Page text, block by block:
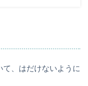
て、はだけないように